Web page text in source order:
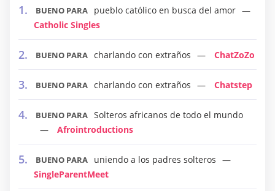
BUENO PARA
pueblo católico en busca del amor
Catholic Singles
BUENO PARA charlando con extraños ChatZoZo
BUENO PARA charlando con extraños Chatstep
BUENO PARA Solteros africanos de todo el mundo
Afrointroductions
BUENO PARA
uniendo a los padres solteros
SingleParentMeet